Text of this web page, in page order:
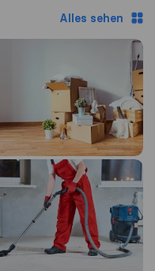
Alles sehen